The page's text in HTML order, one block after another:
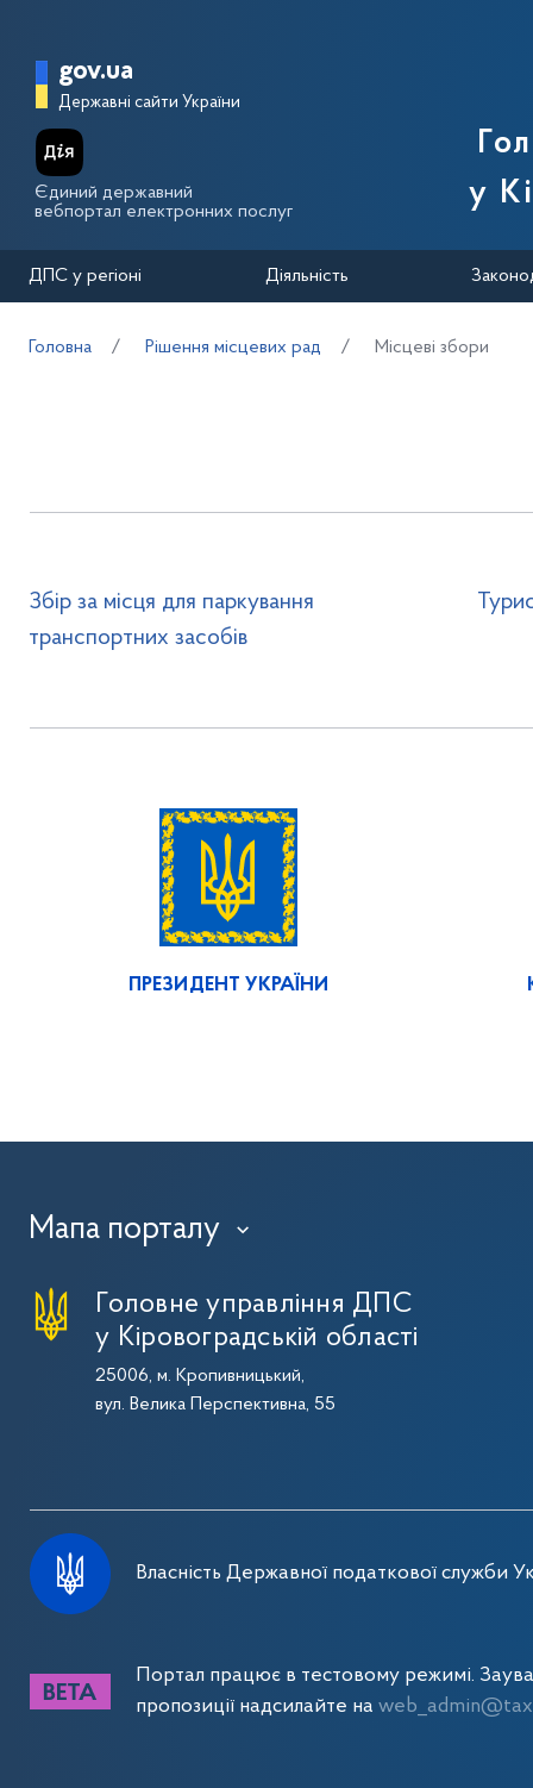
Головна сторінка Державної
gov.ua
Державні сайти України
Єдиний державний
вебпортал електронних послуг
у
ДПС у регіоні Діяльність
Головна Рішення місцевих рад Місцеві збори
Збір за місця для паркування
транспортних засобів
ПРЕЗИДЕНТ УКРАЇНИ
Мапа порталу ›
Головне управління ДПС
у Кіровоградській області
25006, м. Кропивницький,
вул. Велика Перспективна, 55
Власність Державної податкової служби
Портал працює в тестовому режимі.
пропозиції надсилайте на